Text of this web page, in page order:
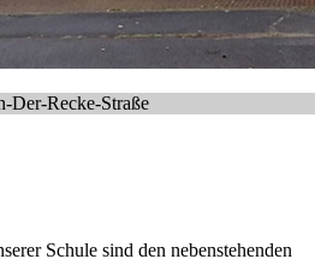
Der-Recke-Straße
Schule sind den nebenstehenden